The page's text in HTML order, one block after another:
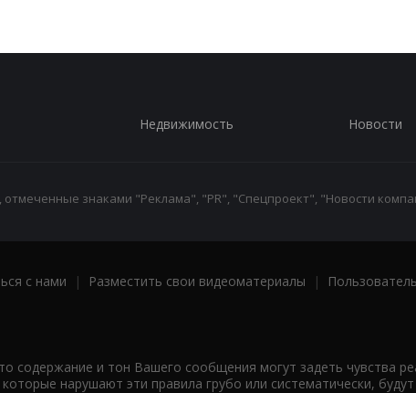
Недвижимость Новости
знаками "Реклама", "PR", "Спецпроект", "Новости
с нами | Разместить свои видеоматериалы |
содержание и тон Вашего сообщения могут задеть чувства
нарушают эти правила грубо или систематически,